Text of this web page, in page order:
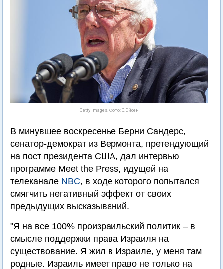
Getty Images. Фото: С.Эйсен
В минувшее воскресенье Берни Сандерс,
сенатор-демократ из Вермонта, претендующий
на пост президента США, дал интервью
программе Meet the Press, идущей на
телеканале NBC, в ходе которого попытался
смягчить негативный эффект от своих
предыдущих высказываний.
"Я на все 100% произраильский политик – в
смысле поддержки права Израиля на
существование. Я жил в Израиле, у меня там
родные. Израиль имеет право не только на